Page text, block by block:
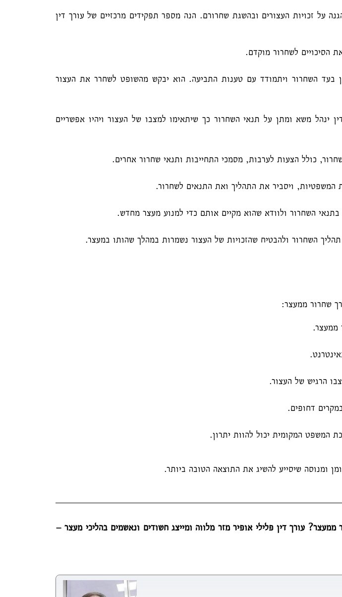
על זכויות העצורים ובהשגת שחרורם. הנה מספר תפקידים מרכזיים של עורך דין
הסיכויים לשחרור מוקדם.
בעד השחרור ויתמודד עם טענות התביעה. הוא יבקש מהשופט לשחרר את העצור
ינהל משא ומתן על תנאי השחרור כך שיתאימו למצבו של העצור ויהיו אפשריים
כולל הצעות לערבות, מסמכי התחייבות ותנאי שחרור אחרים.
המשפטיות, ויסביר את התהליך ואת התנאים לשחרור.
בתנאי השחרור ולוודא שהוא מקיים אותם כדי למנוע מעצר מחדש.
השחרור ולהבטיח שהזכויות של העצור נשמרות במהלך שהותו במעצר.
שחרור ממעצר:
ממעצר.
הרגיש של העצור.
דחופים.
המשפט המקומית יכול להוות יתרון.
ומנוסה שיסייע להשיג את התוצאה הטובה ביותר.
עורך דין פלילי אופיר מזר מלווה ומייצג חשודים ונאשמים בהליכי מעצר –